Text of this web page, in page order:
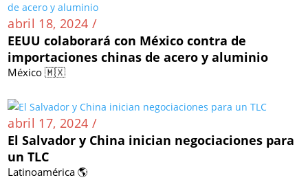
abril 18, 2024 /
EEUU colaborará con México contra de
importaciones chinas de acero y aluminio
México 🇲🇽
abril 17, 2024 /
El Salvador y China inician negociaciones para
un TLC
Latinoamérica 🌎